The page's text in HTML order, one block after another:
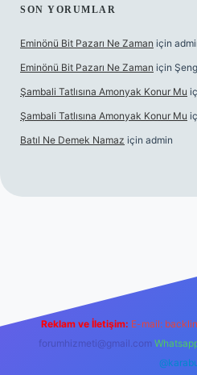
SON YORUMLAR
Eminönü Bit Pazarı Ne Zaman için
Eminönü Bit Pazarı Ne Zaman için
Şambali Tatlısına Amonyak Konur Mu
Şambali Tatlısına Amonyak Konur Mu
Batıl Ne Demek Namaz için admin
Reklam ve İletişim: E-mail:
forumhizmeti@gmail.com